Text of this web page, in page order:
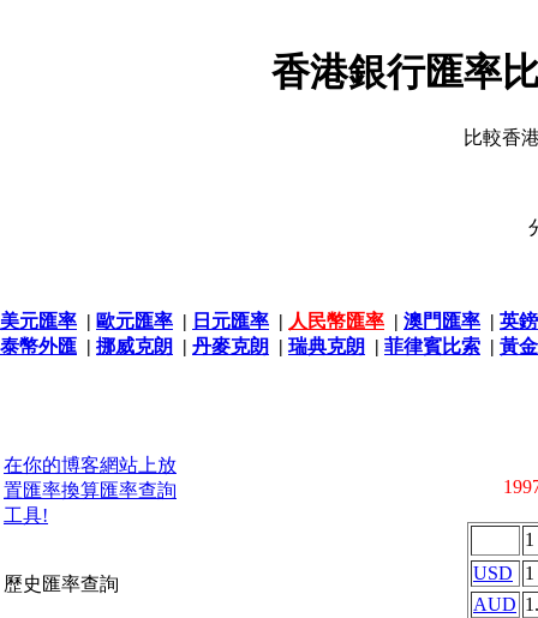
香港銀行匯率
比較香
美元匯率 | 歐元匯率 | 日元匯率 | 人民幣匯率 | 澳門匯率 | 英
泰幣外匯 | 挪威克朗 | 丹麥克朗 | 瑞典克朗 | 菲律賓比索 | 黃
在你的博客網站上放
置匯率換算匯率查詢
工具!
歷史匯率查詢
1
USD
1
AUD